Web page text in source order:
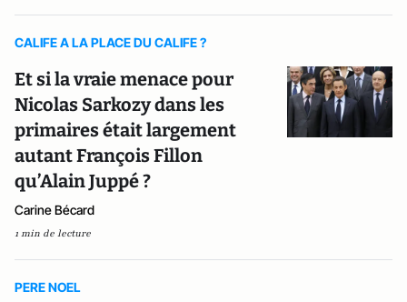
CALIFE A LA PLACE DU CALIFE ?
Et si la vraie menace pour
Nicolas Sarkozy dans les
primaires était largement
autant François Fillon
qu’Alain Juppé ?
Carine Bécard
1 min de lecture
PERE NOEL